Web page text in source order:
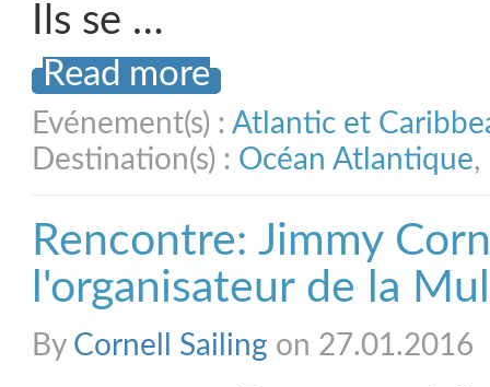
Ils se …
Read more
Evénement(s) : Atlantic et
Destination(s) : Océan Atlantique,
Rencontre: Jimmy
l'organisateur de la
By Cornell Sailing on 27.01.2016